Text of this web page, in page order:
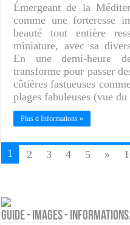
Émergeant de la
comme une forteresse
beauté tout entière
miniature, avec sa
En une demi-heure
transforme pour passer
côtières fastueuses
plages fabuleuses (vue
Plus d Informations »
1 2 3 4 5 »
Guide - Images -